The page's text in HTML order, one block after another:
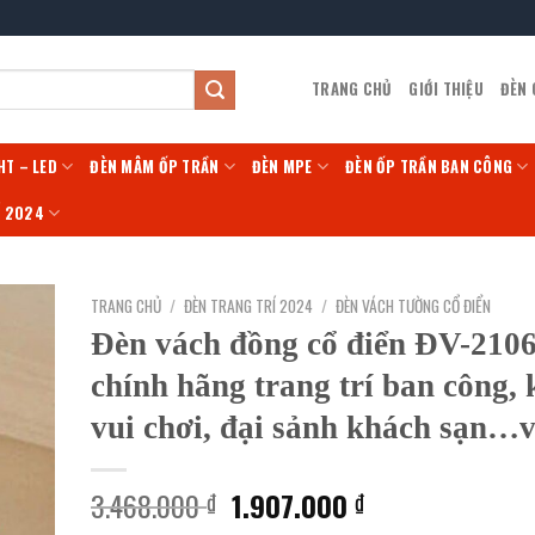
TRANG CHỦ GIỚI THIỆU ĐÈN
– LED ĐÈN MÂM ỐP TRẦN ĐÈN MPE ĐÈN ỐP TRẦN BAN CÔNG
2024
TRANG CHỦ / ĐÈN TRANG TRÍ 2024 / ĐÈN VÁCH TƯỜNG CỔ ĐIỂN
Đèn vách đồng cổ điển ĐV-2106
chính hãng trang trí ban công,
vui chơi, đại sảnh khách
3.468.000₫ Giá
1.907.000₫Giá